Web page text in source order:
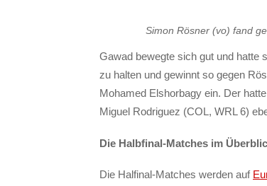
Simon Rösner (vo) fand
Gawad bewegte sich gut und hatte
zu halten und gewinnt so gegen
Mohamed Elshorbagy ein. Der
Miguel Rodriguez (COL, WRL 6)
Die Halbfinal-Matches im
Die Halfinal-Matches werden auf